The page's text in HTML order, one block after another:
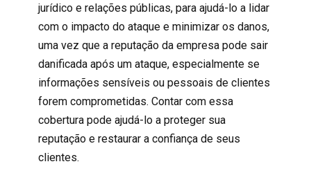
jurídico e relações públicas, para ajudá-lo a lidar
com o impacto do ataque e minimizar os danos,
uma vez que a reputação da empresa pode sair
danificada após um ataque, especialmente se
informações sensíveis ou pessoais de clientes
forem comprometidas. Contar com essa
cobertura pode ajudá-lo a proteger sua
reputação e restaurar a confiança de seus
clientes.